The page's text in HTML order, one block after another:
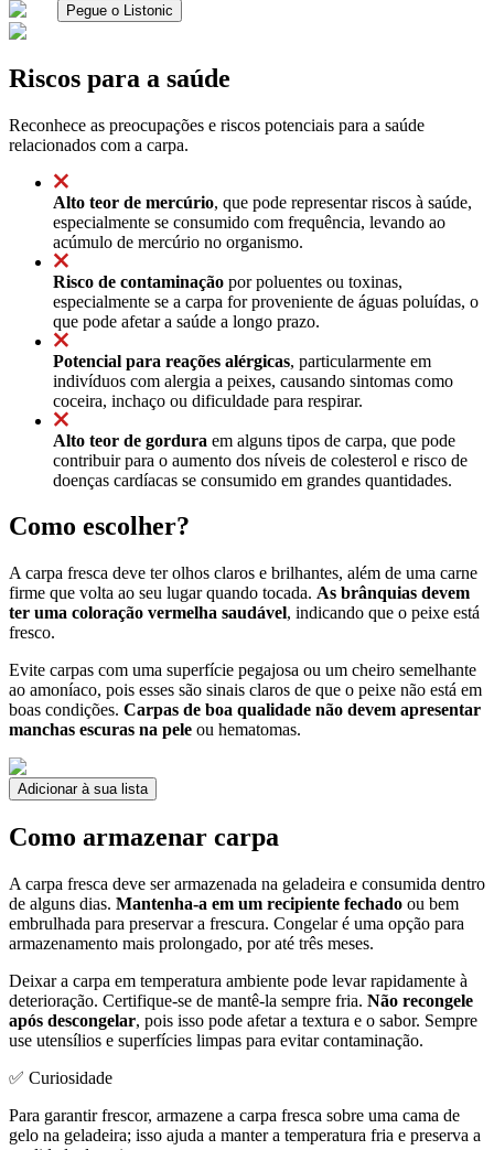
Pegue o Listonic
Riscos para a saúde
Reconhece as preocupações e riscos potenciais para a saúde
relacionados com a carpa.
Alto teor de mercúrio, que pode representar riscos à saúde,
especialmente se consumido com frequência, levando ao
acúmulo de mercúrio no organismo.
Risco de contaminação por poluentes ou toxinas,
especialmente se a carpa for proveniente de águas poluídas, o
que pode afetar a saúde a longo prazo.
Potencial para reações alérgicas, particularmente em
indivíduos com alergia a peixes, causando sintomas como
coceira, inchaço ou dificuldade para respirar.
Alto teor de gordura em alguns tipos de carpa, que pode
contribuir para o aumento dos níveis de colesterol e risco de
doenças cardíacas se consumido em grandes quantidades.
Como escolher?
A carpa fresca deve ter olhos claros e brilhantes, além de uma carne
firme que volta ao seu lugar quando tocada. As brânquias devem
ter uma coloração vermelha saudável, indicando que o peixe está
fresco.
Evite carpas com uma superfície pegajosa ou um cheiro semelhante
ao amoníaco, pois esses são sinais claros de que o peixe não está em
boas condições. Carpas de boa qualidade não devem apresentar
manchas escuras na pele ou hematomas.
Adicionar à sua lista
Como armazenar carpa
A carpa fresca deve ser armazenada na geladeira e consumida dentro
de alguns dias. Mantenha-a em um recipiente fechado ou bem
embrulhada para preservar a frescura. Congelar é uma opção para
armazenamento mais prolongado, por até três meses.
Deixar a carpa em temperatura ambiente pode levar rapidamente à
deterioração. Certifique-se de mantê-la sempre fria. Não recongele
após descongelar, pois isso pode afetar a textura e o sabor. Sempre
use utensílios e superfícies limpas para evitar contaminação.
✅ Curiosidade
Para garantir frescor, armazene a carpa fresca sobre uma cama de
gelo na geladeira; isso ajuda a manter a temperatura fria e preserva a